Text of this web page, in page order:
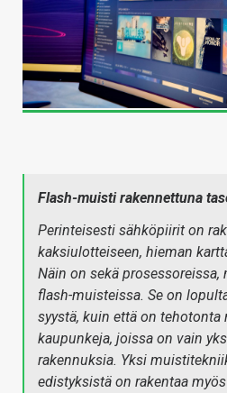
Flash-muisti rakennettuna
Perinteisesti sähköpiirit on
kaksiulotteiseen, hieman
Näin on sekä
flash-muisteissa. Se on
syystä, kuin että on tehotonta
kaupunkeja, joissa on vain
rakennuksia. Yksi
edistyksistä on rakentaa